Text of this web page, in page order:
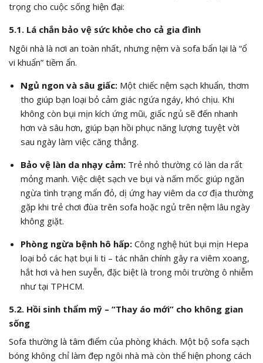
trọng cho cuộc sống hiện đại:
5.1. Lá chắn bảo vệ sức khỏe cho cả gia đình
Ngôi nhà là nơi an toàn nhất, nhưng nệm và sofa bẩn lại là “ổ
vi khuẩn” tiềm ẩn.
Ngủ ngon và sâu giấc:Một chiếc nệm sạch khuẩn, thơm
tho giúp bạn loại bỏ cảm giác ngứa ngáy, khó chịu. Khi
không còn bụi mịn kích ứng mũi, giấc ngủ sẽ đến nhanh
hơn và sâu hơn, giúp bạn hồi phục năng lượng tuyệt vời
sau ngày làm việc căng thẳng.
Bảo vệ làn da nhạy cảm:Trẻ nhỏ thường có làn da rất
mỏng manh. Việc diệt sạch ve bụi và nấm mốc giúp ngăn
ngừa tình trạng mẩn đỏ, dị ứng hay viêm da cơ địa thường
gặp khi trẻ chơi đùa trên sofa hoặc ngủ trên nệm lâu ngày
không giặt.
Phòng ngừa bệnh hô hấp:Công nghệ hút bụi mịn Hepa
loại bỏ các hạt bụi li ti – tác nhân chính gây ra viêm xoang,
hắt hơi và hen suyễn, đặc biệt là trong môi trường ô nhiễm
như tại TPHCM.
5.2. Hồi sinh thẩm mỹ – “Thay áo mới” cho không gian
sống
Sofa thường là tâm điểm của phòng khách. Một bộ sofa sạch
bóng không chỉ làm đẹp ngôi nhà mà còn thể hiện phong cách